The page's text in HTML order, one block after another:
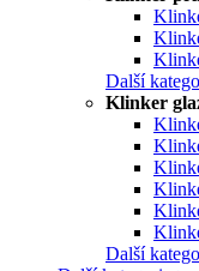
Další
Klinker
Další